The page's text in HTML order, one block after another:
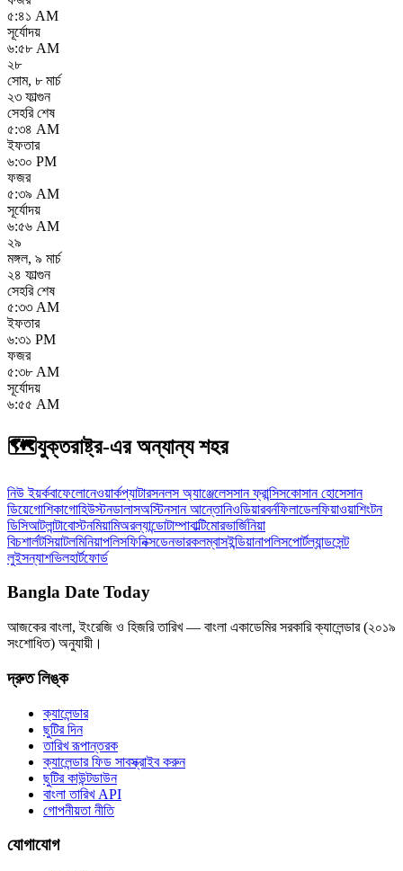
৫:৪১ AM
সূর্যোদয়
৬:৫৮ AM
২৮
সোম, ৮ মার্চ
২৩ ফাল্গুন
সেহরি শেষ
৫:৩৪ AM
ইফতার
৬:৩০ PM
ফজর
৫:৩৯ AM
সূর্যোদয়
৬:৫৬ AM
২৯
মঙ্গল, ৯ মার্চ
২৪ ফাল্গুন
সেহরি শেষ
৫:৩৩ AM
ইফতার
৬:৩১ PM
ফজর
৫:৩৮ AM
সূর্যোদয়
৬:৫৫ AM
🗺️যুক্তরাষ্ট্র-এর অন্যান্য শহর
নিউ ইয়র্কবাফেলোনেওয়ার্কপ্যাটারসনলস অ্যাঞ্জেলেসসান ফ্রান্সিসকোসান হোসেসান
ডিয়েগোশিকাগোহিউস্টনডালাসঅস্টিনসান আন্তোনিওডিয়ারবর্নফিলাডেলফিয়াওয়াশিংটন
ডিসিআটলান্টাবোস্টনমিয়ামিঅরল্যান্ডোটাম্পাবাল্টিমোরভার্জিনিয়া
বিচশার্লটসিয়াটলমিনিয়াপলিসফিনিক্সডেনভারকলম্বাসইন্ডিয়ানাপলিসপোর্টল্যান্ডসেন্ট
লুইসন্যাশভিলহার্টফোর্ড
Bangla Date Today
আজকের বাংলা, ইংরেজি ও হিজরি তারিখ — বাংলা একাডেমির সরকারি ক্যালেন্ডার (২০১৯
সংশোধিত) অনুযায়ী।
দ্রুত লিঙ্ক
ক্যালেন্ডার
ছুটির দিন
তারিখ রূপান্তরক
ক্যালেন্ডার ফিড সাবস্ক্রাইব করুন
ছুটির কাউন্টডাউন
বাংলা তারিখ API
গোপনীয়তা নীতি
যোগাযোগ